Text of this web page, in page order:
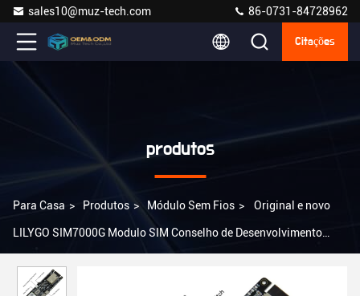
sales10@muz-tech.com 86-0731-84728962
Citações
produtos
Para Casa > Produtos > Módulo Sem Fios > Original e novo
LILYGO SIM7000G Modulo SIM Conselho de Desenvolvimento
SIM800L